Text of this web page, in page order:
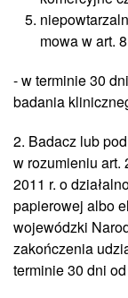
mowa w art.
- w terminie 30
badania
2. Badacz lub
w rozumieniu art.
2011 r. o
papierowej albo
wojewódzki
zakończenia
terminie 30 dni